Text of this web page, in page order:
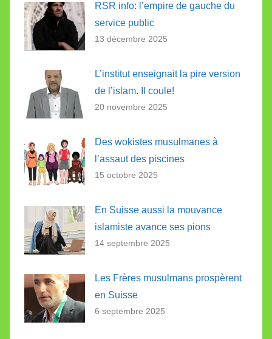
RSR info: l’empire de gauche du
service public
13 décembre 2025
L’institut enseignait la pire version
de l’islam. Il coule!
20 novembre 2025
Des wokistes musulmanes à
l’assaut des piscines
15 octobre 2025
En Suisse aussi la mouvance
islamiste avance ses pions
14 septembre 2025
Les Frères musulmans prospèrent
en Suisse
6 septembre 2025